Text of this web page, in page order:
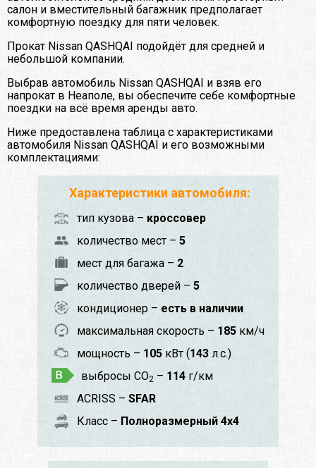
салон и вместительный багажник предполагает
комфортную поездку для пяти человек.
Прокат Nissan QASHQAI подойдёт для средней и
небольшой компании.
Выбрав автомобиль Nissan QASHQAI и взяв его
напрокат в Неаполе, вы обеспечите себе комфортные
поездки на всё время аренды авто.
Ниже предоставлена таблица с характеристиками
автомобиля Nissan QASHQAI и его возможными
комплектациями:
Характеристики автомобиля:
тип кузова – кроссовер
количество мест – 5
мест для багажа – 2
количество дверей – 5
кондиционер – есть в наличии
максимальная скорость – 185 км/ч
мощность – 105 кВт (143 л.с.)
выбросы CO2 – 114 г/км
ACRISS – SFAR
Класс – Полноразмерный 4x4